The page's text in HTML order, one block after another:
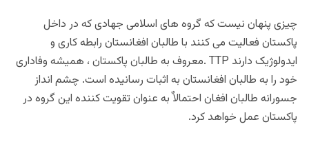
چیزی پنهان نیست که گروه های اسلامی جهادی که در داخل
پاکستان فعالیت می کنند با طالبان افغانستان رابطه کاری و
ایدولوژیک دارند . TTPمعروف به طالبان پاکستان ، همیشه وفاداری
خود را به طالبان افغانستان به اثبات رسانیده است. چشم انداز
جسورانه طالبان افغان احتمالاٌ به عنوان تقویت کننده این گروه در
پاکستان عمل خواهد کرد.